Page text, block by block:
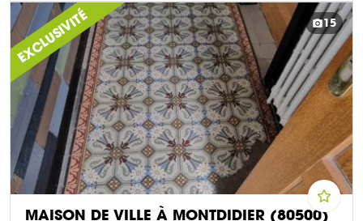
DÉCOUVRIR CE BIEN
EXCLUSIVITÉ 15
MAISON DE VILLE À MONTDIDIER (80500)